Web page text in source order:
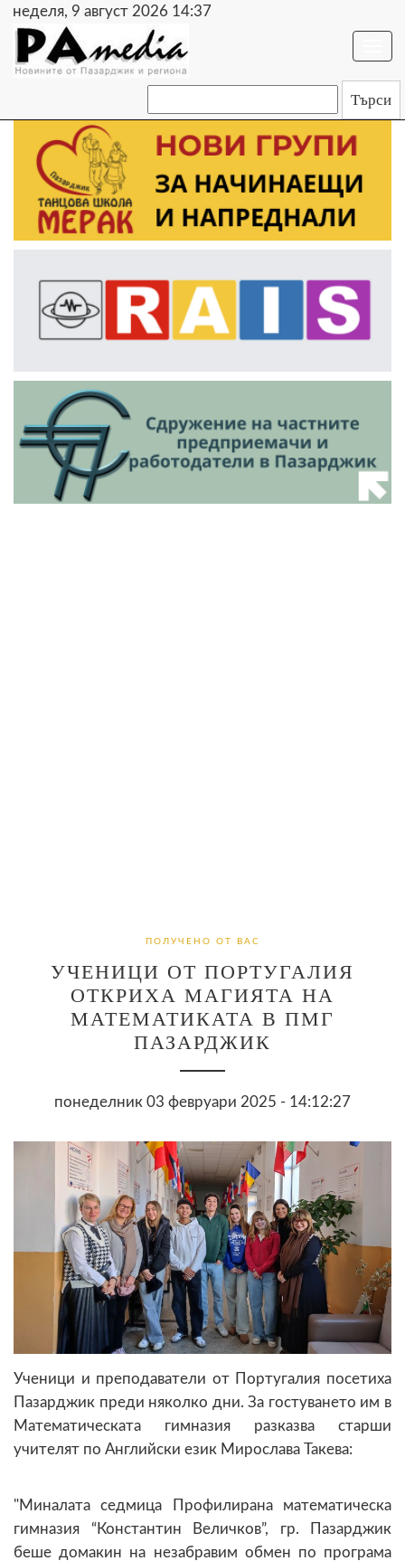
неделя, 9 август 2026 14:37
ПОЛУЧЕНО ОТ ВАС
УЧЕНИЦИ ОТ ПОРТУГАЛИЯ
ОТКРИХА МАГИЯТА НА
МАТЕМАТИКАТА В ПМГ
ПАЗАРДЖИК
понеделник 03 февруари 2025 - 14:12:27
Ученици и преподаватели от Португалия посетиха
Пазарджик преди няколко дни. За гостуването им в
Математическата гимназия разказва старши
учителят по Английски език Мирослава Такева:
"Миналата седмица Профилирана математическа
гимназия “Константин Величков”, гр. Пазарджик
беше домакин на незабравим обмен по програма